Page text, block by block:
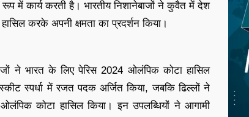
में कार्य करती है। भारतीय निशानेबाजों ने कुवैत में देश
करके अपनी क्षमता का प्रदर्शन किया।
ने भारत के लिए पेरिस 2024 ओलंपिक कोटा हासिल
स्पर्धा में रजत पदक अर्जित किया, जबकि ढिल्लों ने
कोटा हासिल किया। इन उपलब्धियों ने आगामी